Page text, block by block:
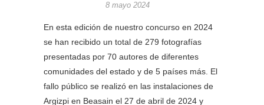
8 mayo 2024
En esta edición de nuestro concurso en 2024
se han recibido un total de 279 fotografías
presentadas por 70 autores de diferentes
comunidades del estado y de 5 países más. El
fallo público se realizó en las instalaciones de
Argizpi en Beasain el 27 de abril de 2024 y